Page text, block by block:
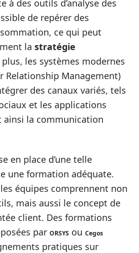
à des outils d’analyse des
de repérer des
ce qui peut
la stratégie
plus, les systèmes modernes
Relationship Management)
des canaux variés, tels
et les applications
la communication
en place d’une telle
une formation adéquate.
équipes comprennent non
mais aussi le concept de
client. Des formations
par ORSYS ou Cegos
pratiques sur